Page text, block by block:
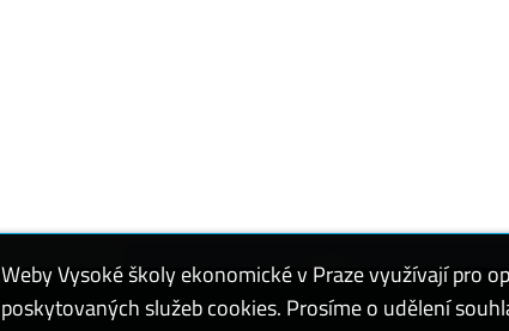
Weby Vysoké školy ekonomické v Praze využívají pro
poskytovaných služeb cookies. Prosíme o udělení